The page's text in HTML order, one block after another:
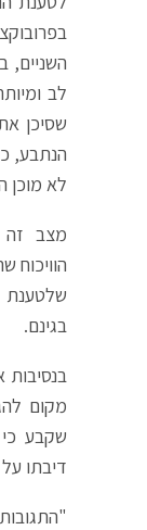
לב
שסיכן
הנתבע,
לא
מצב זה
שלטענת
בגינם.
מקום
שקבע
דיבתו